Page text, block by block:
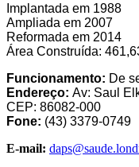
Implantada em 1988
Ampliada em 2007
Reformada em 2014
Área Construída:
Funcionamento: De
Endereço: Av: Saul
CEP: 86082-000
Fone: (43) 3379-0749
E-mail: